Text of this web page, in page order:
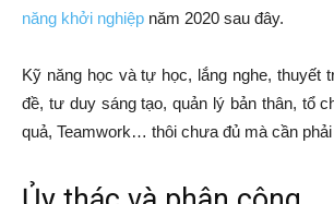
năng khởi nghiệp năm 2020 sau đây.
Kỹ năng học và tự học, lắng nghe, thuyết
đề, tư duy sáng tạo, quản lý bản thân, tổ
quả, Teamwork… thôi chưa đủ mà cần phải